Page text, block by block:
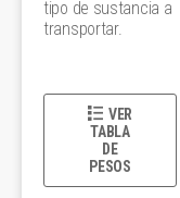
tipo de sustancia a
transportar.
VER
TABLA
DE
PESOS